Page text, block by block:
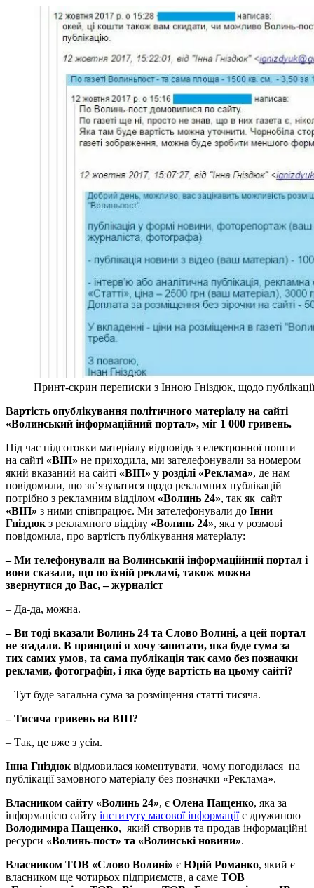
Принт-скрин переписки з Інною Гніздюк, щодо
Вартість опублікування політичного матеріалу на сайті
«Волинський інформаційний портал», міг 1 000 гривень.
Під час підготовки матеріалу відповідь з електронної пошти
на сайті «ВІП» не приходила, ми зателефонували за номером
який вказаний на сайті «ВІП» у розділі «Реклама», де нам
повідомили, що зв’язуватися щодо рекламних публікацій
потрібно з рекламним відділом «Волинь 24», так як сайт
«ВІП» з ними співпрацює. Ми зателефонували до Інни
Гніздюк з рекламного відділу «Волинь 24», яка у розмові
повідомила, про вартість публікування матеріалу:
– Ми телефонували на Волинський інформаційний портал і
вони сказали, що по їхній рекламі, також можна
звернутися до Вас, – журналіст
– Да-да, можна.
– Ви тоді вказали Волинь 24 та Слово Волині, а цей портал
не згадали. В принципі я хочу запитати, яка буде сума за
тих самих умов, та сама публікація так само без позначки
реклами, фотографія, і яка буде вартість на цьому сайті?
– Тут буде загальна сума за розміщення статті тисяча.
– Тисяча гривень на ВІП?
– Так, це вже з усім.
Інна Гніздюк відмовилася коментувати, чому погодилася на
публікації замовного матеріалу без позначки «Реклама».
Власником сайту «Волинь 24», є Олена Пащенко, яка за
інформацією сайту інституту масової інформаціїє дружиною
Володимира Пащенко, який створив та продав інформаційні
ресурси «Волинь-пост» та «Волинські новини».
Власником ТОВ «Слово Волині» є Юрій Романко, який є
власником ще чотирьох підприємств, а саме ТОВ